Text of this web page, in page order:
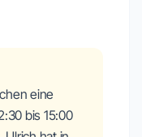
eine
bis 15:00